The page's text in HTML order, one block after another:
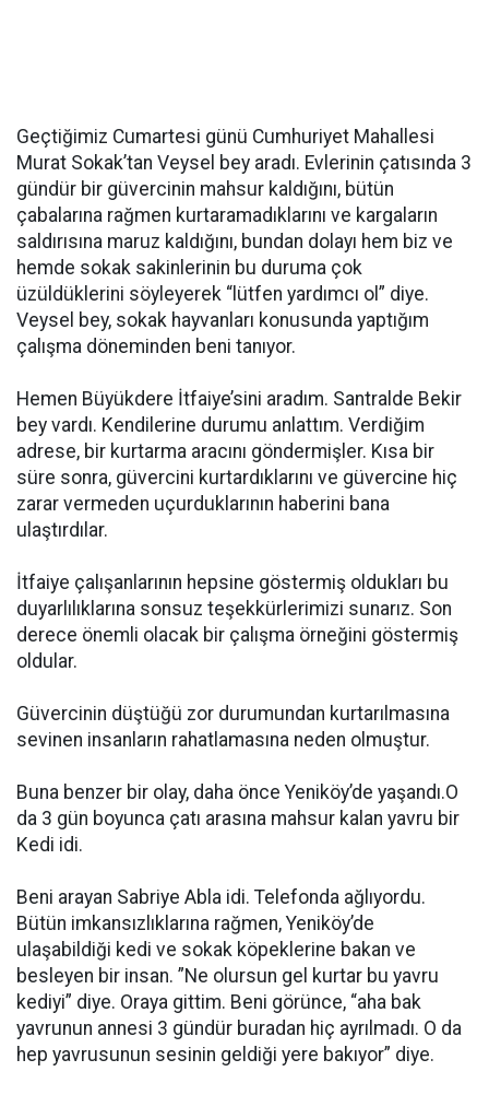
Geçtiğimiz Cumartesi günü Cumhuriyet Mahallesi
Murat Sokak’tan Veysel bey aradı. Evlerinin çatısında 3
gündür bir güvercinin mahsur kaldığını, bütün
çabalarına rağmen kurtaramadıklarını ve kargaların
saldırısına maruz kaldığını, bundan dolayı hem biz ve
hemde sokak sakinlerinin bu duruma çok
üzüldüklerini söyleyerek “lütfen yardımcı ol” diye.
Veysel bey, sokak hayvanları konusunda yaptığım
çalışma döneminden beni tanıyor.
Hemen Büyükdere İtfaiye’sini aradım. Santralde Bekir
bey vardı. Kendilerine durumu anlattım. Verdiğim
adrese, bir kurtarma aracını göndermişler. Kısa bir
süre sonra, güvercini kurtardıklarını ve güvercine hiç
zarar vermeden uçurduklarının haberini bana
ulaştırdılar.
İtfaiye çalışanlarının hepsine göstermiş oldukları bu
duyarlılıklarına sonsuz teşekkürlerimizi sunarız. Son
derece önemli olacak bir çalışma örneğini göstermiş
oldular.
Güvercinin düştüğü zor durumundan kurtarılmasına
sevinen insanların rahatlamasına neden olmuştur.
Buna benzer bir olay, daha önce Yeniköy’de yaşandı.O
da 3 gün boyunca çatı arasına mahsur kalan yavru bir
Kedi idi.
Beni arayan Sabriye Abla idi. Telefonda ağlıyordu.
Bütün imkansızlıklarına rağmen, Yeniköy’de
ulaşabildiği kedi ve sokak köpeklerine bakan ve
besleyen bir insan. ”Ne olursun gel kurtar bu yavru
kediyi” diye. Oraya gittim. Beni görünce, “aha bak
yavrunun annesi 3 gündür buradan hiç ayrılmadı. O da
hep yavrusunun sesinin geldiği yere bakıyor” diye.